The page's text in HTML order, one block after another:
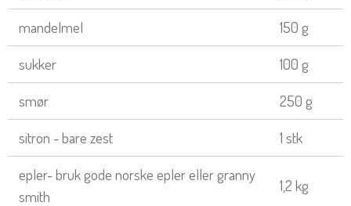
mandelmel 150 g
sukker 100 g
smør 250 g
sitron - bare zest 1 stk
epler- bruk gode norske epler eller granny
smith
1,2 kg